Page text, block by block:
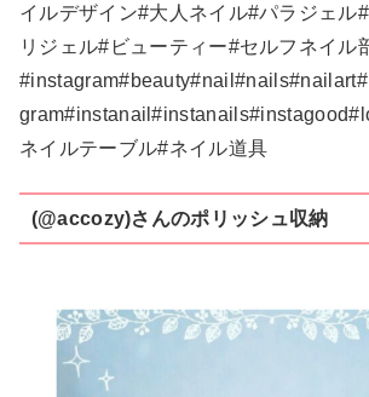
イルデザイン#大人ネイル#パラジェル
リジェル#ビューティー#セルフネイル
ネイルテーブル#ネイル道具
(@accozy)さんのポリッシュ収納